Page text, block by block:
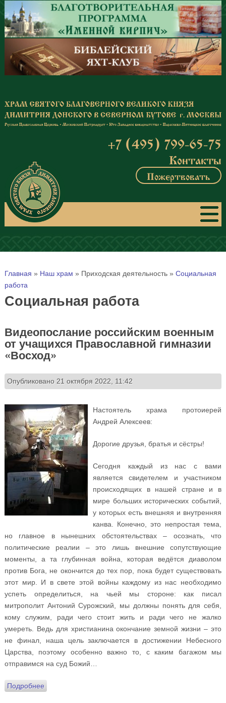
Перейти к основному содержанию
+7 (495) 799-65-75
Контакты
Пожертвовать
Вы здесь
Главная » Наш храм » Приходская деятельность» Социальная
работа
Социальная работа
Видеопослание российским военным
от учащихся Православной гимназии
«Восход»
Опубликовано 21 октября 2022, 11:42
Настоятель храма протоиерей
Андрей Алексеев:
Дорогие друзья, братья и сёстры!
Сегодня каждый из нас с вами
является свидетелем и участником
происходящих в нашей стране и в
мире больших исторических событий,
у которых есть внешняя и внутренняя
канва. Конечно, это непростая тема,
но главное в нынешних обстоятельствах – осознать, что
политические реалии – это лишь внешние сопутствующие
моменты, а та глубинная война, которая ведётся диаволом
против Бога, не окончится до тех пор, пока будет существовать
этот мир. И в свете этой войны каждому из нас необходимо
успеть определиться, на чьей мы стороне: как писал
митрополит Антоний Сурожский, мы должны понять для себя,
кому служим, ради чего стоит жить и ради чего не жалко
умереть. Ведь для христианина окончание земной жизни – это
не финал, наша цель заключается в достижении Небесного
Царства, поэтому особенно важно то, с каким багажом мы
отправимся на суд Божий…
Подробнеео Видеопослание российским военным от учащихся